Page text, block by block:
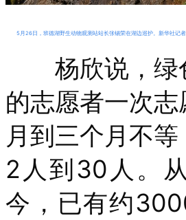
5月26日，班德湖野生动物观测站站长张锡荣在湖边巡护。新华社记者
杨欣说，
的志愿者一次
月到三个月不
2人到30人。
今，已有约